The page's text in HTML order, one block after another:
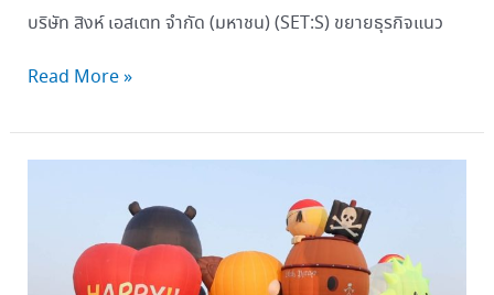
บริษัท สิงห์ เอสเตท จำกัด (มหาชน) (SET:S) ขยายธุรกิจแนว
Read More »
แคมเปญ S